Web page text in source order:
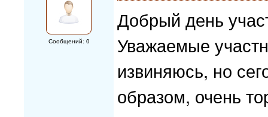
Сообщений: 0
Добрый день
Уважаемые
извиняюсь, но
образом, очень